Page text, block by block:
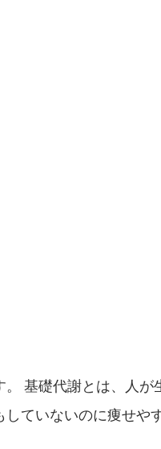
基礎代謝とは、人が
ていないのに痩せや